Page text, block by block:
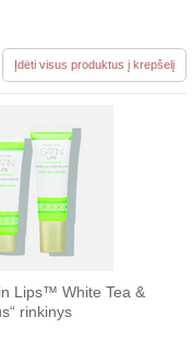
Įdėti visus produktus į krepšelį
Lips™ White Tea &
rinkinys